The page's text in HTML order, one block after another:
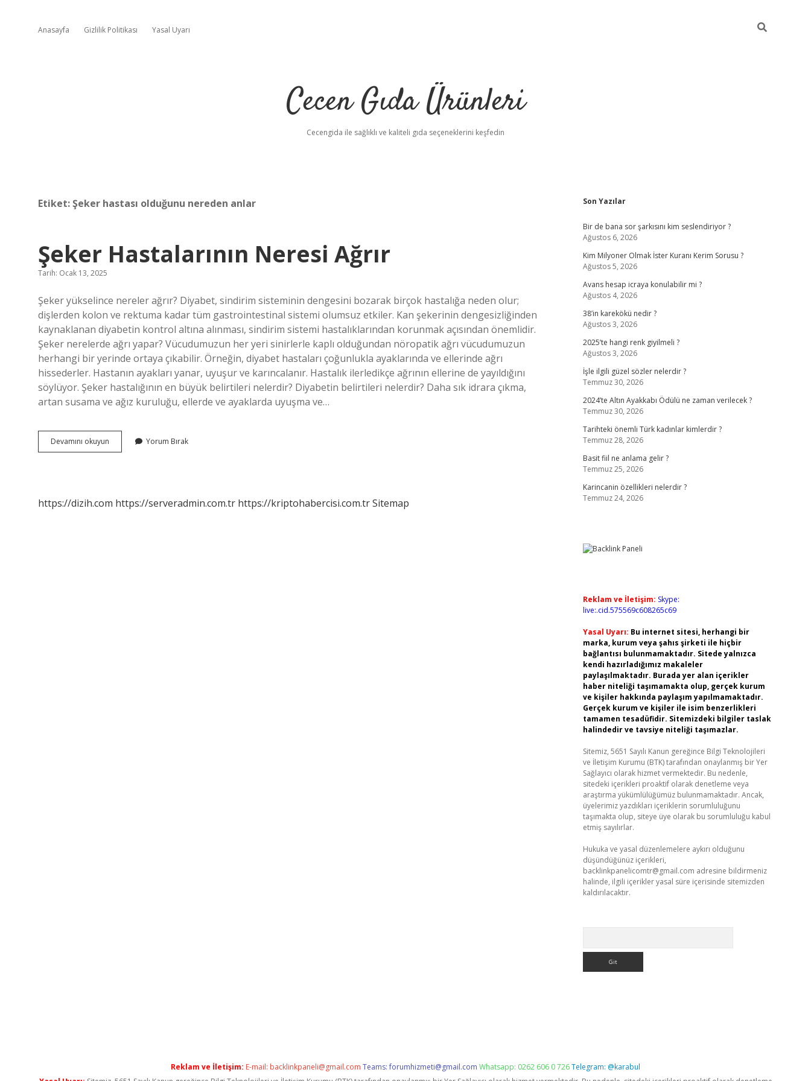
Anasayfa Gizlilik Politikası Yasal Uyarı
Cecen Gıda Ürünleri
Cecengida ile sağlıklı ve kaliteli gıda seçeneklerini keşfedin
Etiket:Şeker hastası olduğunu nereden anlar
Şeker Hastalarının Neresi Ağrır
Tarih: Ocak 13, 2025
Şeker yükselince nereler ağrır? Diyabet, sindirim sisteminin dengesini bozarak birçok hastalığa neden olur;
dişlerden kolon ve rektuma kadar tüm gastrointestinal sistemi olumsuz etkiler. Kan şekerinin dengesizliğinden
kaynaklanan diyabetin kontrol altına alınması, sindirim sistemi hastalıklarından korunmak açısından önemlidir.
Şeker nerelerde ağrı yapar? Vücudumuzun her yeri sinirlerle kaplı olduğundan nöropatik ağrı vücudumuzun
herhangi bir yerinde ortaya çıkabilir. Örneğin, diyabet hastaları çoğunlukla ayaklarında ve ellerinde ağrı
hissederler. Hastanın ayakları yanar, uyuşur ve karıncalanır. Hastalık ilerledikçe ağrının ellerine de yayıldığını
söylüyor. Şeker hastalığının en büyük belirtileri nelerdir? Diyabetin belirtileri nelerdir? Daha sık idrara çıkma,
artan susama ve ağız kuruluğu, ellerde ve ayaklarda uyuşma ve…
Devamını okuyun
Hastalarının
Yorum Bırak
https://dizih.com https://serveradmin.com.tr https://kriptohabercisi.com.trSitemap
Sidebar
Son Yazılar
Bir de bana sor şarkısını kim seslendiriyor ?
Ağustos 6, 2026
Kim Milyoner Olmak İster Kuranı Kerim Sorusu ?
Ağustos 5, 2026
Avans hesap icraya konulabilir mi ?
Ağustos 4, 2026
38’in karekökü nedir ?
Ağustos 3, 2026
2025’te hangi renk giyilmeli ?
Ağustos 3, 2026
İşle ilgili güzel sözler nelerdir ?
Temmuz 30, 2026
2024’te Altın Ayakkabı Ödülü ne zaman verilecek ?
Temmuz 30, 2026
Tarihteki önemli Türk kadınlar kimlerdir ?
Temmuz 28, 2026
Basit fiil ne anlama gelir ?
Temmuz 25, 2026
Karincanin özellikleri nelerdir ?
Temmuz 24, 2026
Reklam ve İletişim: Skype:
live:.cid.575569c608265c69
Yasal Uyarı: Bu internet sitesi, herhangi bir
marka, kurum veya şahıs şirketi ile hiçbir
bağlantısı bulunmamaktadır. Sitede yalnızca
kendi hazırladığımız makaleler
paylaşılmaktadır. Burada yer alan içerikler
haber niteliği taşımamakta olup, gerçek kurum
ve kişiler hakkında paylaşım yapılmamaktadır.
Gerçek kurum ve kişiler ile isim benzerlikleri
tamamen tesadüfidir. Sitemizdeki bilgiler taslak
halindedir ve tavsiye niteliği taşımazlar.
Sitemiz, 5651 Sayılı Kanun gereğince Bilgi Teknolojileri
ve İletişim Kurumu (BTK) tarafından onaylanmış bir Yer
Sağlayıcı olarak hizmet vermektedir. Bu nedenle,
sitedeki içerikleri proaktif olarak denetleme veya
araştırma yükümlülüğümüz bulunmamaktadır. Ancak,
üyelerimiz yazdıkları içeriklerin sorumluluğunu
taşımakta olup, siteye üye olarak bu sorumluluğu kabul
etmiş sayılırlar.
Hukuka ve yasal düzenlemelere aykırı olduğunu
düşündüğünüz içerikleri,
backlinkpanelicomtr@gmail.com adresine bildirmeniz
halinde, ilgili içerikler yasal süre içerisinde sitemizden
kaldırılacaktır.
Reklam ve İletişim: E-mail: backlinkpaneli@gmail.com Teams:forumhizmeti@gmail.com Whatsapp: 0262 606 0 726Telegram: @karabul